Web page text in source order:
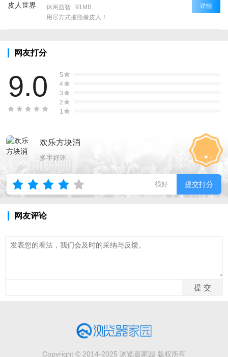
休闲益智 | 91MB
用尽方式摧毁橡皮人！
详情
网友打分
9.0
5
4
3
2
1
欢乐方块消
多半好评
很好 提交打分
网友评论
Copyright © 2014-2025 浏览器家园 版权所有